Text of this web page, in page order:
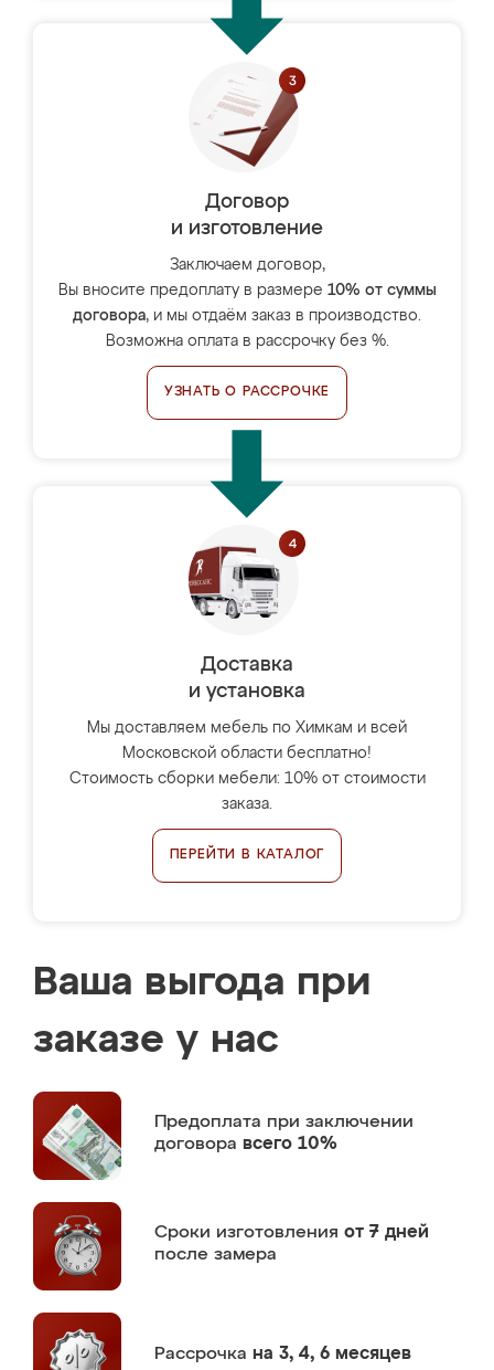
Договор
и изготовление
Заключаем договор,
Вы вносите предоплату в размере 10% от суммы
договора, и мы отдаём заказ в производство.
Возможна оплата в рассрочку без %.
УЗНАТЬ О РАССРОЧКЕ
Доставка
и установка
Мы доставляем мебель по Химкам и всей
Московской области бесплатно!
Стоимость сборки мебели: 10% от стоимости
заказа.
ПЕРЕЙТИ В КАТАЛОГ
Ваша выгода при
заказе у нас
Предоплата при заключении
договора всего 10%
Сроки изготовления от 7 дней
после замера
Рассрочка на 3, 4, 6 месяцев